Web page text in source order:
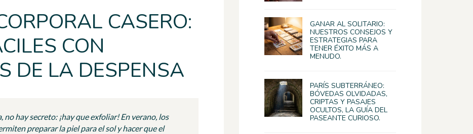
CASERO:
CON
DE LA DESPENSA
no hay secreto: ¡hay que exfoliar! En verano, los
preparar la piel para el sol y hacer que el
GANAR AL SOLITARIO:
NUESTROS CONSEJOS Y
ESTRATEGIAS PARA
TENER ÉXITO MÁS A
MENUDO.
PARÍS SUBTERRÁNEO:
BÓVEDAS OLVIDADAS,
CRIPTAS Y PASAJES
OCULTOS, LA GUÍA DEL
PASEANTE CURIOSO.